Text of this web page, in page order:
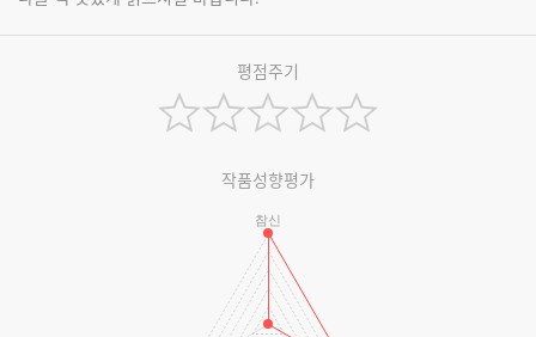
평점주기
작품성향평가
참신